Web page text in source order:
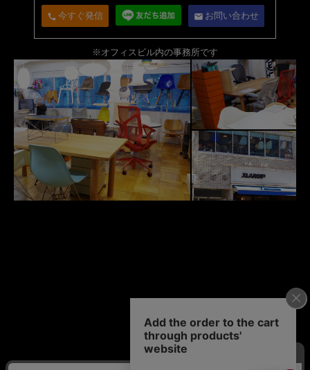
call 今すぐ発信 email お問い合わせ
※オフィスビル内の事務所です